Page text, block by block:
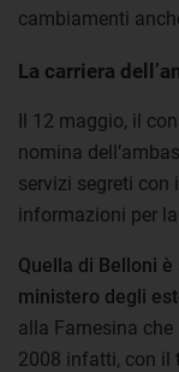
cambiamenti
La carriera
Il 12 maggio, il
nomina
servizi segreti con
informazioni per la
Quella di Belloni
ministero degli
alla Farnesina che
2008 infatti, con il